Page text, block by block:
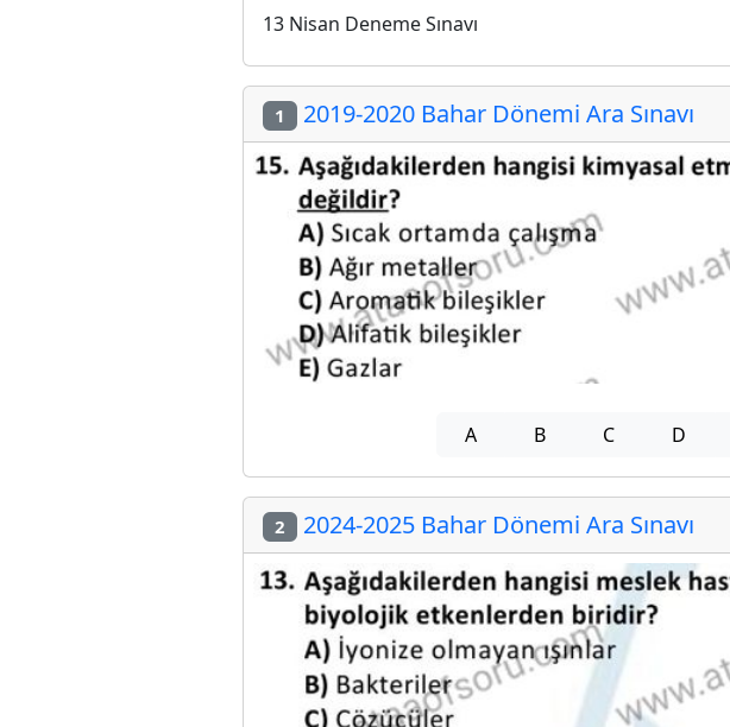
13 Nisan Deneme Sınavı
1 2019-2020 Bahar Dönemi Ara Sınavı
A B C D
2 2024-2025 Bahar Dönemi Ara Sınavı